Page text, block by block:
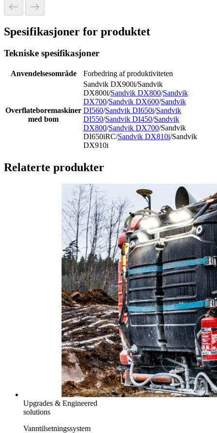
Spesifikasjoner for produktet
Tekniske spesifikasjoner
Anvendelsesområde Forbedring af produktiviteten
Overflateboremaskiner
med bom
Sandvik DX900i/Sandvik
DX800i/Sandvik DX800/Sandvik
DX700/Sandvik DX600/Sandvik
DI560/Sandvik DI650i/Sandvik
DI550/Sandvik DI450/Sandvik
DX800/Sandvik DX700/Sandvik
DI650iRC/Sandvik DX810i/Sandvik
DX910i
Relaterte produkter
Upgrades & Engineered
solutions
Vanntilsetningssystem